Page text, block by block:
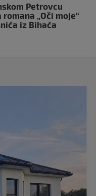
Petrovcu
„Oči moje“
iz Bihaća